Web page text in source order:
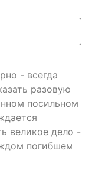
- всегда
разовую
посильном
великое дело -
погибшем